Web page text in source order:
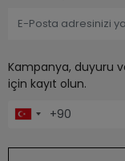
Kampanya, duyuru
için kayıt olun.